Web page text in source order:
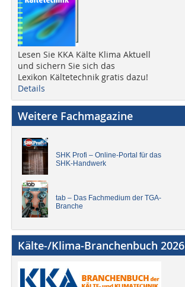
Lesen Sie KKA Kälte Klima Aktuell
und sichern Sie sich das
Lexikon Kältetechnik gratis dazu!
Details
Weitere Fachmagazine
SHK Profi – Online-Portal für das
SHK-Handwerk
tab – Das Fachmedium der TGA-
Branche
Kälte-/Klima-Branchenbuch 2026